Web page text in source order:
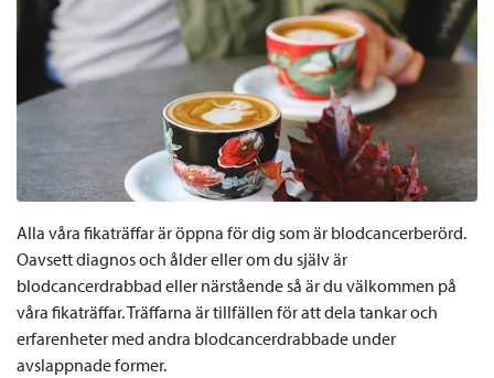
Alla våra fikaträffar är öppna för dig som är blodcancerberörd.
Oavsett diagnos och ålder eller om du själv är
blodcancerdrabbad eller närstående så är du välkommen på
våra fikaträffar. Träffarna är tillfällen för att dela tankar och
erfarenheter med andra blodcancerdrabbade under
avslappnade former.